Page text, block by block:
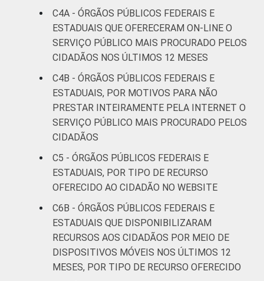
C4A - ÓRGÃOS PÚBLICOS FEDERAIS E
ESTADUAIS QUE OFERECERAM ON-LINE O
SERVIÇO PÚBLICO MAIS PROCURADO PELOS
CIDADÃOS NOS ÚLTIMOS 12 MESES
C4B - ÓRGÃOS PÚBLICOS FEDERAIS E
ESTADUAIS, POR MOTIVOS PARA NÃO
PRESTAR INTEIRAMENTE PELA INTERNET O
SERVIÇO PÚBLICO MAIS PROCURADO PELOS
CIDADÃOS
C5 - ÓRGÃOS PÚBLICOS FEDERAIS E
ESTADUAIS, POR TIPO DE RECURSO
OFERECIDO AO CIDADÃO NO WEBSITE
C6B - ÓRGÃOS PÚBLICOS FEDERAIS E
ESTADUAIS QUE DISPONIBILIZARAM
RECURSOS AOS CIDADÃOS POR MEIO DE
DISPOSITIVOS MÓVEIS NOS ÚLTIMOS 12
MESES, POR TIPO DE RECURSO OFERECIDO